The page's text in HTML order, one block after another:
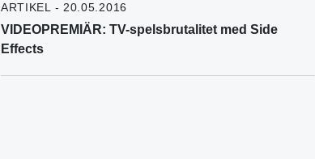
ARTIKEL - 20.05.2016
VIDEOPREMIÄR: TV-spelsbrutalitet med Side
Effects